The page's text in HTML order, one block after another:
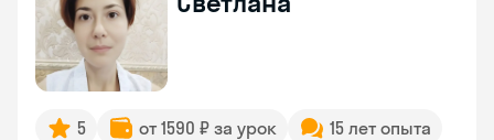
5 от 1590 ₽ за урок
15 лет опыта